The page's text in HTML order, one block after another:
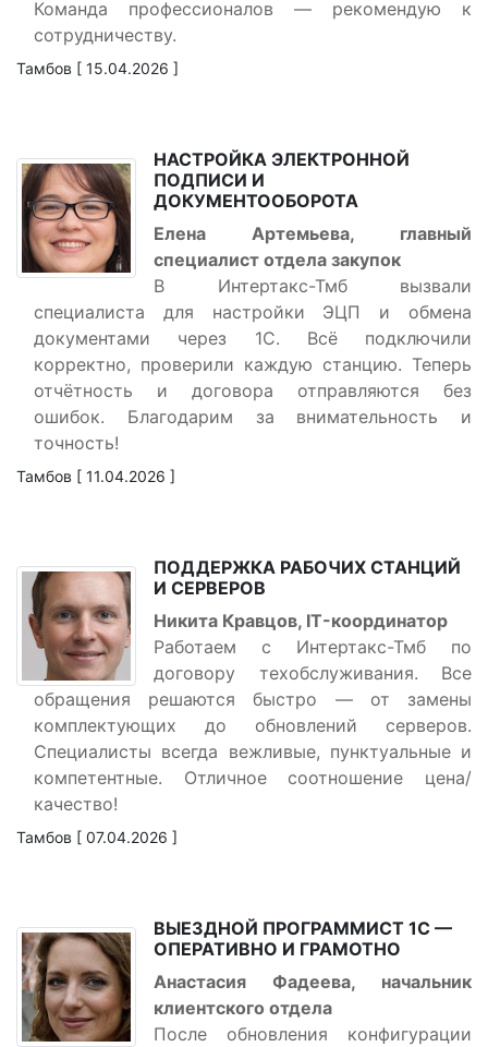
Команда профессионалов — рекомендую к
сотрудничеству.
Тамбов [ 15.04.2026 ]
НАСТРОЙКА ЭЛЕКТРОННОЙ
ПОДПИСИ И
ДОКУМЕНТООБОРОТА
Елена Артемьева, главный
специалист отдела закупок
В Интертакс-Тмб вызвали
специалиста для настройки ЭЦП и обмена
документами через 1С. Всё подключили
корректно, проверили каждую станцию. Теперь
отчётность и договора отправляются без
ошибок. Благодарим за внимательность и
точность!
Тамбов [ 11.04.2026 ]
ПОДДЕРЖКА РАБОЧИХ СТАНЦИЙ
И СЕРВЕРОВ
Никита Кравцов, IT-координатор
Работаем с Интертакс-Тмб по
договору техобслуживания. Все
обращения решаются быстро — от замены
комплектующих до обновлений серверов.
Специалисты всегда вежливые, пунктуальные и
компетентные. Отличное соотношение цена/
качество!
Тамбов [ 07.04.2026 ]
ВЫЕЗДНОЙ ПРОГРАММИСТ 1С —
ОПЕРАТИВНО И ГРАМОТНО
Анастасия Фадеева, начальник
клиентского отдела
После обновления конфигурации